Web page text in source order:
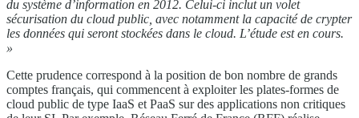
du système d’information en 2012. Celui-ci inclut un volet
sécurisation du cloud public, avec notamment la capacité de crypter
les données qui seront stockées dans le cloud. L’étude est en cours.
»
Cette prudence correspond à la position de bon nombre de grands
comptes français, qui commencent à exploiter les plates-formes de
cloud public de type IaaS et PaaS sur des applications non critiques